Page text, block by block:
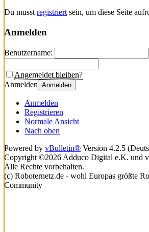
Du musst registriert sein, um diese Seite
Anmelden
Benutzername:
Angemeldet bleiben?
Anmelden Anmelden
Anmelden
Registrieren
Normale Ansicht
Nach oben
Powered by vBulletin® Version 4.2.5
Copyright ©2026 Adduco Digital e.K. und
Alle Rechte vorbehalten.
(c) Roboternetz.de - wohl Europas größte
Community